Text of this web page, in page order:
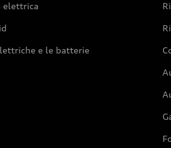
elettrica
e le batterie